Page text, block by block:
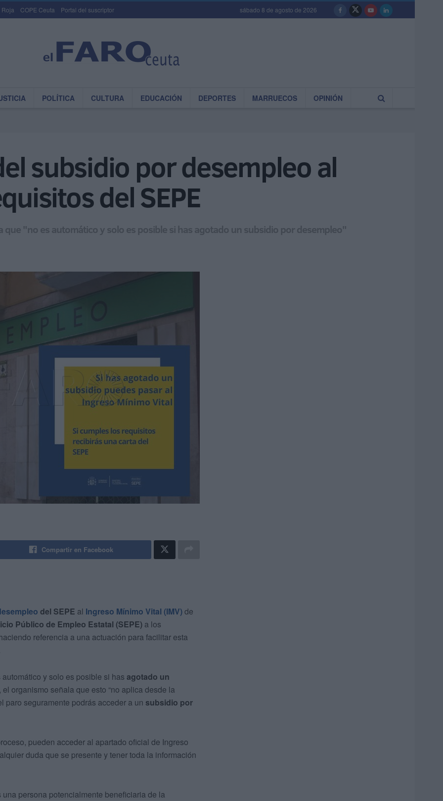
Roja COPE Ceuta Portal del suscriptor sábado 8 de agosto de 2026
POLÍTICA CULTURA EDUCACIÓN DEPORTES MARRUECOS OPINIÓN
subsidio por desempleo al
del SEPE
que "no es automático y solo es posible si has agotado un subsidio por desempleo"
Compartir en Facebook
del SEPE al Ingreso Mínimo Vital (IMV)de
Público de Empleo Estatal (SEPE) a los
referencia a una actuación para facilitar esta
y solo es posible si has agotado un
el organismo señala que esto “no aplica desde la
paro seguramente podrás acceder a un subsidio por
pueden acceder al apartado oficial de Ingreso
duda que se presente y tener toda la información
persona potencialmente beneficiaria de la